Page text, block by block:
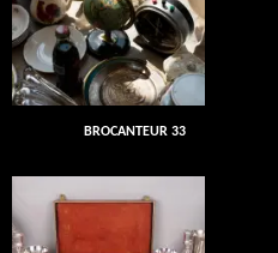
BROCANTEUR 33